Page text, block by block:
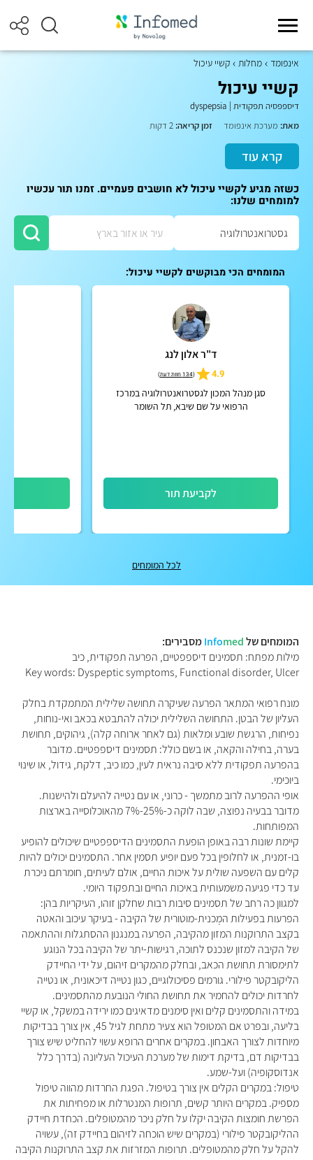
אינפומד מחלות קשיי עיכול
קשיי עיכול
דיספפסיה תפקודית dyspepsia
מאת: מערכת אינפומד זמן קריאה:
קרא עוד
כשזה מגיע לקשיי עיכול לא חושבים פעמיים. זמנו תור עכשיו
למומחים שלנו:
המומחים הכי מבוקשים לקשיי עיכול:
ד"ר אלון לנג
4.9
(134 חוות דעת )
סגן מנהל המכון לגסטרואנטרולוגיה במרכז
הרפואי על שם שיבא, תל השומר
לקביעת תור
לכל המומחים
המומחים של Infomed
מסבירים:
מילות מפתח: תסמינים דיספפטיים, הפרעה תפקודית, כיב
Key words: Dyspeptic symptoms, Functional disorder, Ulcer
מונח רפואי המתאר הפרעה שעיקרה תחושה שלילית המתמקדת בחלק
העליון של הבטן. התחושה השלילית יכולה להתבטא בכאב ואי-נוחות,
נפיחות, הרגשת שובע ומלאות (גם לאחר ארוחה קלה), גיהוקים, תחושת
בערה, בחילה והקאה, או בשם כולל: תסמינים דיספפטיים. מדובר
בהפרעה תפקודית ללא סיבה נראית לעין, כמו כיב, דלקת, גידול, או שינוי
ביוכימי.
אופי ההפרעה לרוב מתמשך - כרוני, או עם נטייה להיעלם ולהישנות.
מדובר בבעיה נפוצה, שבה לוקה כ-25%-7% מהאוכלוסייה בארצות
המפותחות.
קיימת שונות רבה באופן הופעת התסמינים הדיספפטיים שיכולים להופיע
בו-זמנית, או לחלופין בכל פעם יופיע תסמין אחר. התסמינים יכולים להיות
קלים עם השפעה שולית על איכות החיים, אולם לעיתים, חומרתם ניכרת
עד כדי פגיעה משמעותית באיכות החיים ובתפקוד היומי.
למגוון כה רחב של תסמינים סיבות רבות שחלקן זוהו, העיקריות בהן:
הפרעות בפעילות המֶכנית-מוטורית של הקיבה - בעיקר עיכוב והאטה
בקצב התרוקנות המזון מהקיבה, הפרעה במנגנון ההסתגלות וההתאמה
של הקיבה למזון שנכנס לתוכה, רגישות-יתר של הקיבה בכל הנוגע
לתימסורת תחושת הכאב, ובחלק מהמקרים זיהום, על ידי החיידק
הליקובקטר פילורי. גורמים פסיכולוגיים, כגון נטייה דיכאונית, או נטייה
לחרדות יכולים להחמיר את תחושת החולי הנובעת מהתסמינים.
במידה והתסמינים קלים ואין סימנים מדאיגים כמו ירידה במשקל, או קשיי
בליעה, ובפרט אם המטופל הוא צעיר מתחת לגיל 45, אין צורך בבדיקות
מיוחדות לצורך האבחון. במקרים אחרים הרופא עשוי להחליט שיש צורך
בבדיקות דם, בדיקת דימות של מערכת העיכול העליונה (בדרך כלל
אנדוסקופיה) ועל-שמע.
טיפול: במקרים הקלים אין צורך בטיפול. הפגת החרדות מהווה טיפול
מספיק. במקרים היותר קשים, תרופות המנטרלות או מפחיתות את
הפרשת חומצות הקיבה יקלו על חלק ניכר מהמטופלים. הכחדת חיידק
ההליקובקטר פילורי (במקרים שיש הוכחה לזיהום בחיידק זה), עשויה
להקל על חלק מהמטופלים. תרופות המזרזות את קצב התרוקנות הקיבה